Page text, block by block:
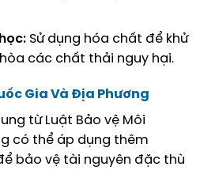
Sử dụng hóa chất để khử
các chất thải nguy hại.
Gia Và Địa Phương
từ Luật Bảo vệ Môi
có thể áp dụng thêm
bảo vệ tài nguyên đặc thù